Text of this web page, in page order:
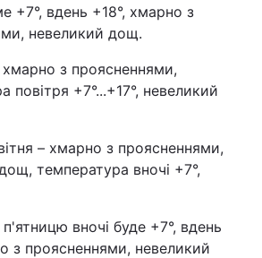
+7°, вдень +18°, хмарно з
невеликий дощ.
хмарно з проясненнями,
повітря +7°...+17°, невеликий
– хмарно з проясненнями,
температура вночі +7°,
вночі буде +7°, вдень
з проясненнями, невеликий